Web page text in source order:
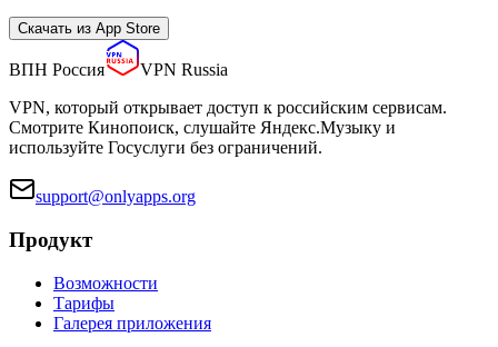
Скачать из App Store
ВПН Россия
VPN Russia
VPN, который открывает доступ к российским сервисам.
Смотрите Кинопоиск, слушайте Яндекс.Музыку и
используйте Госуслуги без ограничений.
support@onlyapps.org
Продукт
Возможности
Тарифы
Галерея приложения